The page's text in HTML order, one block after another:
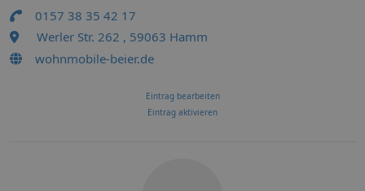
0157 38 35 42 17
Werler Str. 262 , 59063 Hamm
wohnmobile-beier.de
Eintrag bearbeiten
Eintrag aktivieren